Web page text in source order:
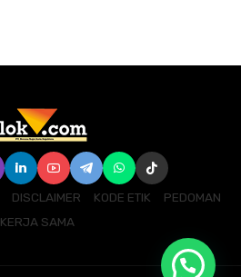
DISCLAIMER KODE ETIK
PEDOMAN
KERJA SAMA